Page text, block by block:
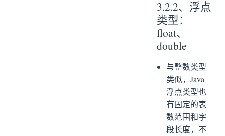
3.2.2、浮点
类型：
float、
double
与整数类型
类似，Java
浮点类型也
有固定的表
数范围和字
段长度，不